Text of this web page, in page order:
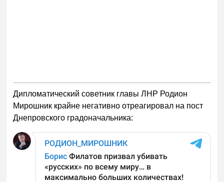
Дипломатический советник главы ЛНР Родион
Мирошник крайне негативно отреагировал на пост
Днепровского градоначальника: